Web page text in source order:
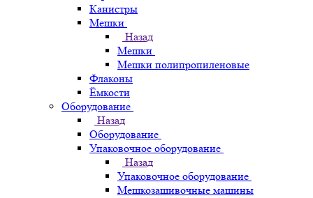
Канистры
Мешки
Назад
Мешки
Мешки полипропиленовые
Флаконы
Ёмкости
Оборудование
Назад
Оборудование
Упаковочное оборудование
Назад
Упаковочное оборудование
Мешкозашивочные машины